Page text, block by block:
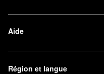
Aide
Région et langue